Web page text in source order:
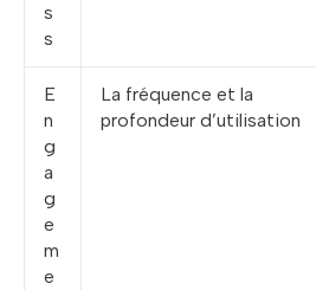
s
s
E
n
g
a
g
e
m
e
La fréquence et la
profondeur d’utilisation